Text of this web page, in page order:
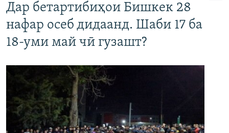
ба
феҳристи
аслӣ
Ҷаҳиш
ҷустор
ҶОМЕА
ҚАЗИЯИ "КРОКУС"
ОСИЁИ МАРКАЗӢ
МЕҲМОНИ ОЗОДӢ
ВАРЗИШ
САЛОМ, ХОҲАР
ТАҲҚИҚОТ
ҶАНГ ДАР УКРАИНА
НАЗАРИ МАРДУМ
БЛОГИСТОН
ОЗОДӢ ОНЛАЙН
ЧАНДРАСОНАӢ
ВИДЕО
НИГОРИСТОН
РӮЙХАТҲО
КИТОБҲОИ ОЗОДӢ
Дар бетартибиҳои Бишкек 28
нафар осеб дидаанд. Шаби 17 ба
18-уми май чӣ гузашт?